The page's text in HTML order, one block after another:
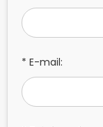
* E-mail: